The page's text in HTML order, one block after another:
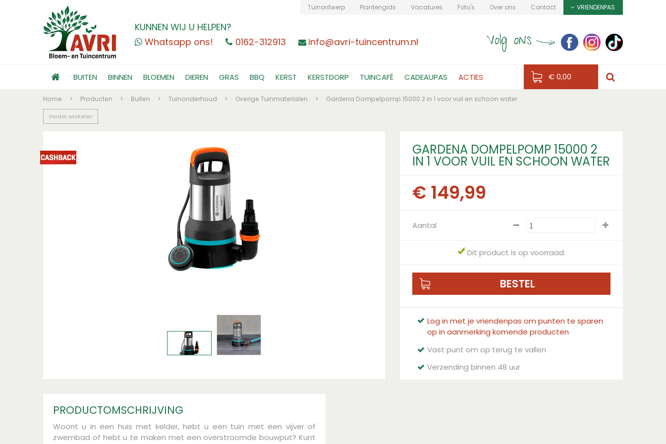
Home > Producten > Buiten > Tuinonderhoud > Overige Tuinmaterialen > Gardena Dompelpomp 15000 2 in 1 voor vuil en schoon water
KUNNEN WIJ U HELPEN?
Whatsapp ons!
0162-312913 info@avri-tuincentrum.nl
Tuinontwerp Plantengids Vacatures Foto's Over ons Contact VRIENDENPAS
BUITEN BINNEN BLOEMEN DIEREN GRAS BBQ KERST KERSTDORP TUINCAFÉ CADEAUPAS ACTIES € 0,00
Verder winkelen
GARDENA DOMPELPOMP 15000 2
IN 1 VOOR VUIL EN SCHOON WATER
€149,99
Aantal
Dit product is op voorraad.
Log in met je vriendenpas om punten te sparen
op in aanmerking komende producten
Vast punt om op terug te vallen
Verzending binnen 48 uur
PRODUCTOMSCHRIJVING
Woont u in een huis met kelder, hebt u een tuin met een vijver of
zwembad of hebt u te maken met een overstroomde bouwput? Kunt